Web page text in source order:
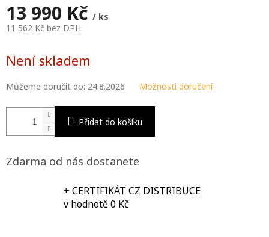
13 990 Kč / ks
11 562 Kč bez DPH
cena:
Není skladem
Můžeme doručit do: 24.8.2026 Možnosti doručení
Přidat do košíku
Zdarma od nás dostanete
+ CERTIFIKÁT CZ DISTRIBUCE
v hodnotě 0 Kč